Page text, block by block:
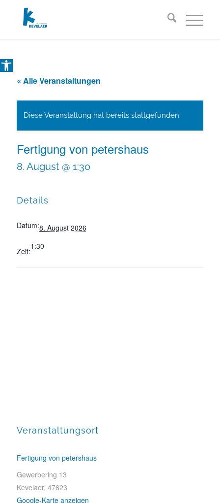
Open toolbar
« Alle Veranstaltungen
Diese Veranstaltung hat bereits stattgefunden.
Fertigung von petershaus
8. August @ 1:30
Details
Datum:8. August 2026
Zeit:
1:30
Veranstaltungsort
Fertigung von petershaus
Gewerbering 13
Kevelaer, 47623
Google-Karte anzeigen